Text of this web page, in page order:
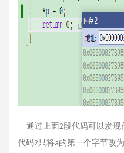
通过上面2段代码可以发现
代码2只将a的第一个字节改为